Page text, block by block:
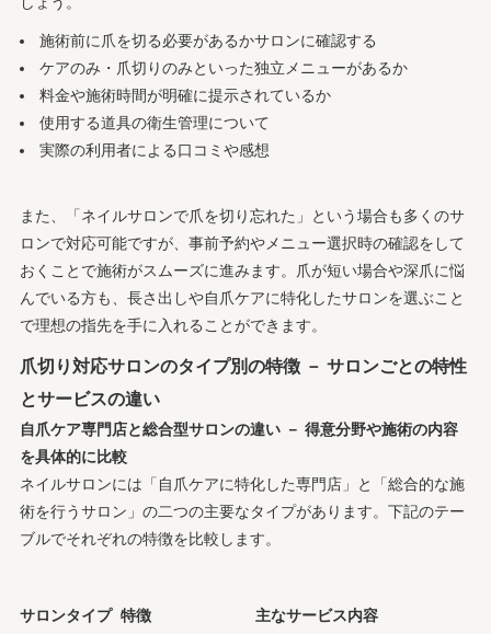
施術前に爪を切る必要があるかサロンに確認する
ケアのみ・爪切りのみといった独立メニューがあるか
料金や施術時間が明確に提示されているか
使用する道具の衛生管理について
実際の利用者による口コミや感想
また、「ネイルサロンで爪を切り忘れた」という場合も多くのサ
ロンで対応可能ですが、事前予約やメニュー選択時の確認をして
おくことで施術がスムーズに進みます。爪が短い場合や深爪に悩
んでいる方も、長さ出しや自爪ケアに特化したサロンを選ぶこと
で理想の指先を手に入れることができます。
爪切り対応サロンのタイプ別の特徴 － サロンごとの特性
とサービスの違い
自爪ケア専門店と総合型サロンの違い － 得意分野や施術の内容
を具体的に比較
ネイルサロンには「自爪ケアに特化した専門店」と「総合的な施
術を行うサロン」の二つの主要なタイプがあります。下記のテー
ブルでそれぞれの特徴を比較します。
サロンタイプ 特徴
主なサービス内容